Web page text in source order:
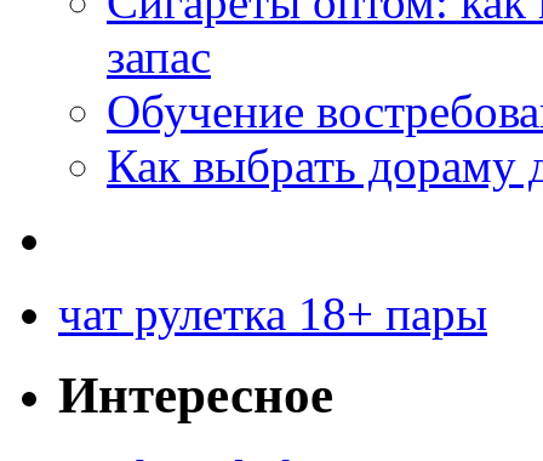
запас
Обучение
Как выбрать дораму
чат рулетка 18+ пары
Интересное